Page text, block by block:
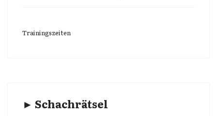
Trainingszeiten
► Schachrätsel